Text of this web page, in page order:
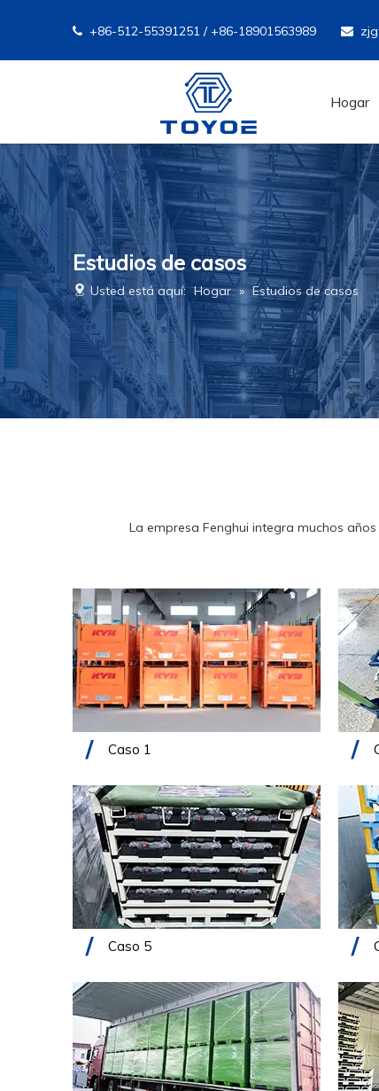
 +86-512-55391251 / +86-18901563989 
Hogar
Estudios de casos
Usted está aquí: Hogar » Estudios de casos
La empresa Fenghui integra muchos
Caso 1
Caso 5